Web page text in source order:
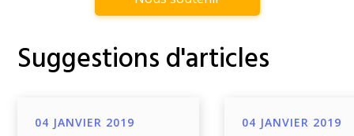
Suggestions d'articles
04 JANVIER 2019 04 JANVIER 2019